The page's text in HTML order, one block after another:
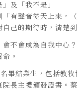
及「我不是」
「有聲音從天上來，
己的期待時，清楚
不會成為自我中心
。
畢結業生，包括教
院長主禮頒發證書。